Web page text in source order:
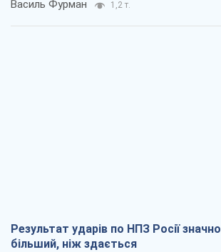
Василь Фурман 1,2 т.
Результат ударів по НПЗ Росії значно
більший, ніж здається